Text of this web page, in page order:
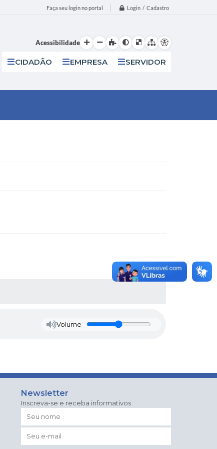
Faça seu login no portal Login / Cadastro
Acessibilidade
CIDADÃO EMPRESA SERVIDOR
Volume
Newsletter
Inscreva-se e receba informativos